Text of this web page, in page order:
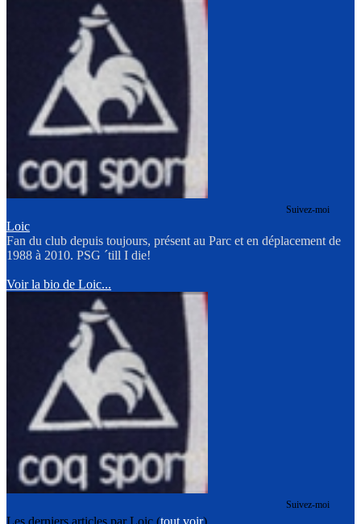
Suivez-moi
Loic
Fan du club depuis toujours, présent au Parc et en déplacement de
1988 à 2010. PSG ´till I die!
Voir la bio de Loic...
Suivez-moi
Les derniers articles par Loic (tout voir)